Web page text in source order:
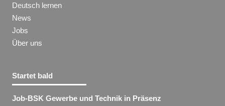
Deutsch lernen
News
Jobs
Über uns
Startet bald
Job-BSK Gewerbe und Technik in Präsenz